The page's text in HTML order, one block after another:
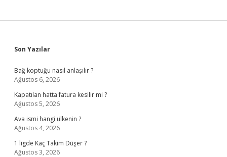
Sidebar
Son Yazılar
Bağ koptuğu nasıl anlaşılır ?
Ağustos 6, 2026
Kapatılan hatta fatura kesilir mi ?
Ağustos 5, 2026
Ava ismi hangi ülkenin ?
Ağustos 4, 2026
1 ligde Kaç Takim Düşer ?
Ağustos 3, 2026